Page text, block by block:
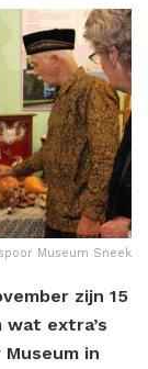
Museum Sneek
zijn 15
wat extra’s
in